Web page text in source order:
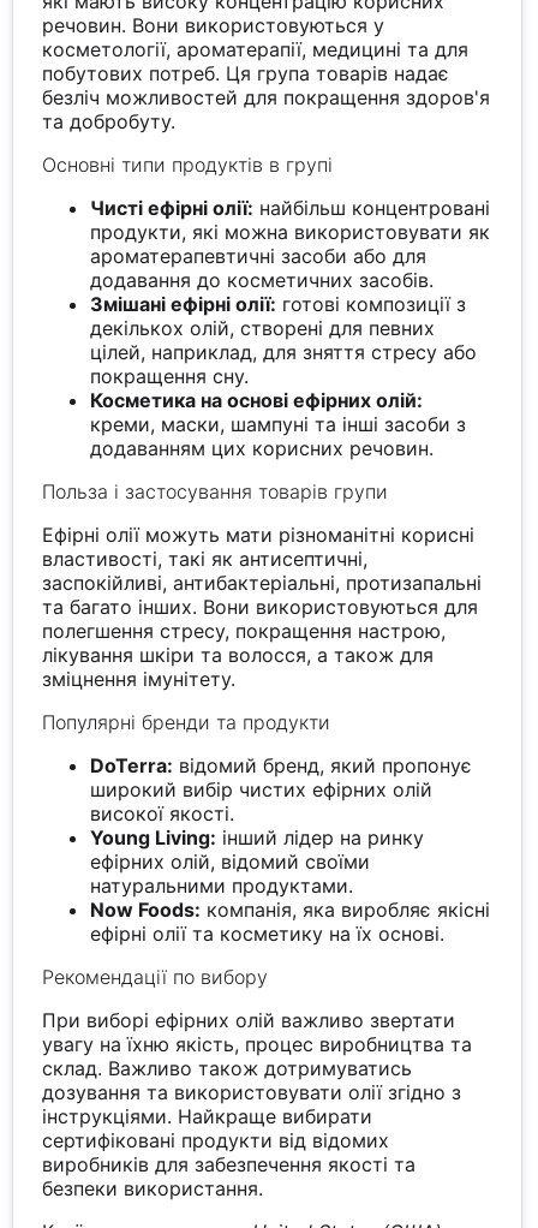
речовин. Вони використовуються у
косметології, ароматерапії, медицині та для
побутових потреб. Ця група товарів надає
безліч можливостей для покращення здоров'я
та добробуту.
Основні типи продуктів в групі
Чисті ефірні олії: найбільш концентровані
продукти, які можна використовувати як
ароматерапевтичні засоби або для
додавання до косметичних засобів.
Змішані ефірні олії: готові композиції з
декількох олій, створені для певних
цілей, наприклад, для зняття стресу або
покращення сну.
Косметика на основі ефірних олій:
креми, маски, шампуні та інші засоби з
додаванням цих корисних речовин.
Польза і застосування товарів групи
Ефірні олії можуть мати різноманітні корисні
властивості, такі як антисептичні,
заспокійливі, антибактеріальні, протизапальні
та багато інших. Вони використовуються для
полегшення стресу, покращення настрою,
лікування шкіри та волосся, а також для
зміцнення імунітету.
Популярні бренди та продукти
DoTerra: відомий бренд, який пропонує
широкий вибір чистих ефірних олій
високої якості.
Young Living: інший лідер на ринку
ефірних олій, відомий своїми
натуральними продуктами.
Now Foods: компанія, яка виробляє якісні
ефірні олії та косметику на їх основі.
Рекомендації по вибору
При виборі ефірних олій важливо звертати
увагу на їхню якість, процес виробництва та
склад. Важливо також дотримуватись
дозування та використовувати олії згідно з
інструкціями. Найкраще вибирати
сертифіковані продукти від відомих
виробників для забезпечення якості та
безпеки використання.